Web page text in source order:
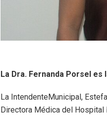
La Dra. Fernanda Porsel
La IntendenteMunicipal,
Directora Médica del Hospital